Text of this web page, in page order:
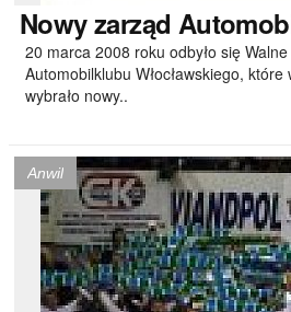
Nowyzarząd
20 marca 2008 roku odbyło się
Automobilklubu Włocławskiego, które
wybrało nowy..
Anwil